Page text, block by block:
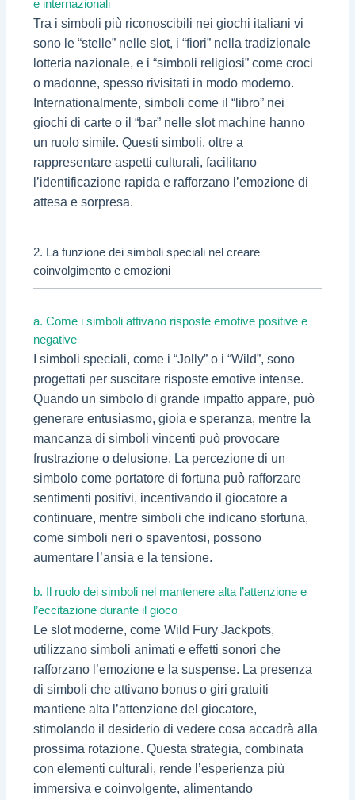
e internazionali
Tra i simboli più riconoscibili nei giochi italiani vi
sono le “stelle” nelle slot, i “fiori” nella tradizionale
lotteria nazionale, e i “simboli religiosi” come croci
o madonne, spesso rivisitati in modo moderno.
Internationalmente, simboli come il “libro” nei
giochi di carte o il “bar” nelle slot machine hanno
un ruolo simile. Questi simboli, oltre a
rappresentare aspetti culturali, facilitano
l’identificazione rapida e rafforzano l’emozione di
attesa e sorpresa.
2. La funzione dei simboli speciali nel creare
coinvolgimento e emozioni
a. Come i simboli attivano risposte emotive positive e
negative
I simboli speciali, come i “Jolly” o i “Wild”, sono
progettati per suscitare risposte emotive intense.
Quando un simbolo di grande impatto appare, può
generare entusiasmo, gioia e speranza, mentre la
mancanza di simboli vincenti può provocare
frustrazione o delusione. La percezione di un
simbolo come portatore di fortuna può rafforzare
sentimenti positivi, incentivando il giocatore a
continuare, mentre simboli che indicano sfortuna,
come simboli neri o spaventosi, possono
aumentare l’ansia e la tensione.
b. Il ruolo dei simboli nel mantenere alta l’attenzione e
l’eccitazione durante il gioco
Le slot moderne, come Wild Fury Jackpots,
utilizzano simboli animati e effetti sonori che
rafforzano l’emozione e la suspense. La presenza
di simboli che attivano bonus o giri gratuiti
mantiene alta l’attenzione del giocatore,
stimolando il desiderio di vedere cosa accadrà alla
prossima rotazione. Questa strategia, combinata
con elementi culturali, rende l’esperienza più
immersiva e coinvolgente, alimentando